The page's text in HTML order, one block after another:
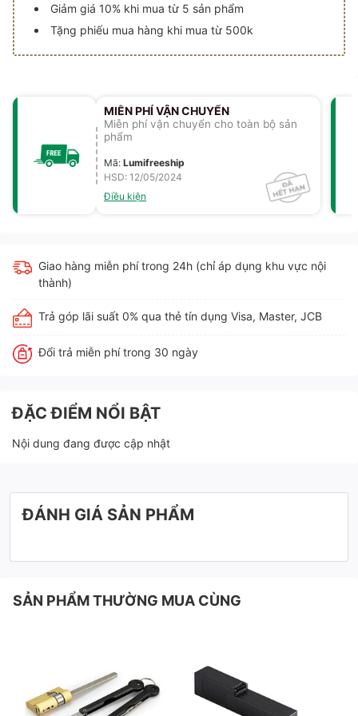
Giảm giá 10% khi mua từ 5 sản phẩm
Tặng phiếu mua hàng khi mua từ 500k
MIỄN PHÍ VẬN CHUYỂN
Miễn phí vận chuyển cho toàn bộ sản
phẩm
Mã: Lumifreeship
HSD: 12/05/2024
Điều kiện
Giao hàng miễn phí trong 24h (chỉ áp dụng khu vực nội
thành)
Trả góp lãi suất 0% qua thẻ tín dụng Visa, Master, JCB
Đổi trả miễn phí trong 30 ngày
ĐẶC ĐIỂM NỔI BẬT
Nội dung đang được cập nhật
ĐÁNH GIÁ SẢN PHẨM
SẢN PHẨM THƯỜNG MUA CÙNG